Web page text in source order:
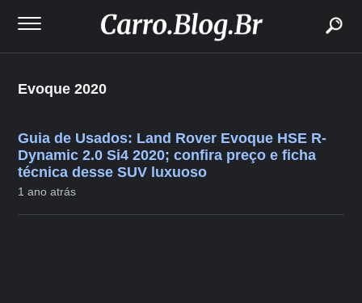
Evoque 2020
Guia de Usados: Land Rover Evoque HSE R-
Dynamic 2.0 Si4 2020; confira preço e ficha
técnica desse SUV luxuoso
1 ano atrás